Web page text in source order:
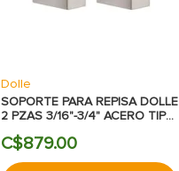
Dolle
SOPORTE PARA REPISA DOLLE
2 PZAS 3/16"-3/4" ACERO TIPO
C$879.00